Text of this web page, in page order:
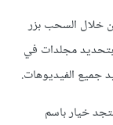
خلال السحب بزر
بتحديد مجلدات في
خيار باسم